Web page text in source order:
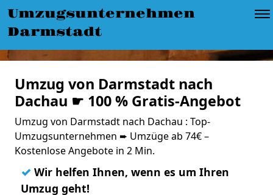
Umzugsunternehmen
Darmstadt
Umzug von Darmstadt nach
Dachau ☛ 100 % Gratis-Angebot
Umzug von Darmstadt nach Dachau : Top-
Umzugsunternehmen ➨ Umzüge ab 74€ –
Kostenlose Angebote in 2 Min.
✓ Wir helfen Ihnen, wenn es um Ihren
Umzug geht!